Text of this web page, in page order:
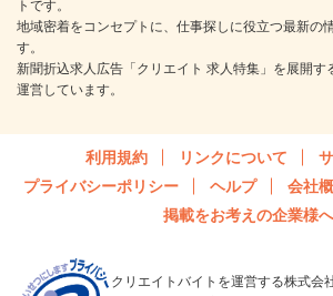
トです。
地域密着をコンセプトに、仕事探しに役立つ最新の
す。
新聞折込求人広告「クリエイト 求人特集」を展開す
運営しています。
利用規約 リンクについて
プライバシーポリシー
ヘルプ 会社
掲載をお考えの企業様へ
クリエイトバイトを運営する株式会